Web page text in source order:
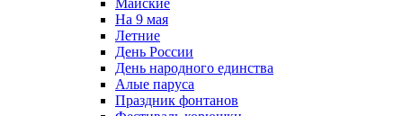
Майские
На 9 мая
Летние
День России
День народного единства
Алые паруса
Праздник фонтанов